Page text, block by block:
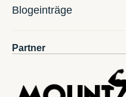
Blogeinträge
Partner